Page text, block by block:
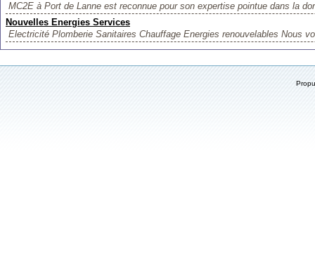
MC2E à Port de Lanne est reconnue pour son expertise pointue dans la
Nouvelles Energies Services
Electricité Plomberie Sanitaires Chauffage Energies renouvelables Nous